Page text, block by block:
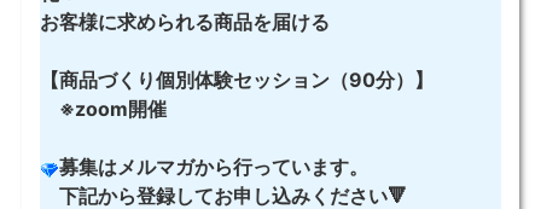
お客様に求められる商品を届ける
【商品づくり個別体験セッション（90分）】
※zoom開催
募集はメルマガから行っています。
下記から登録してお申し込みください🔻